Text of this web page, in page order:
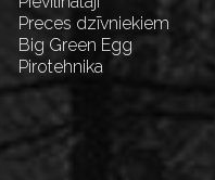
Preces dzīvniekiem
Big Green Egg
Pirotehnika